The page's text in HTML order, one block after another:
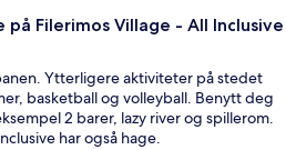
på Filerimos Village - All Inclusive
Ytterligere aktiviteter på stedet
basketball og volleyball. Benytt deg
2 barer, lazy river og spillerom.
har også hage.